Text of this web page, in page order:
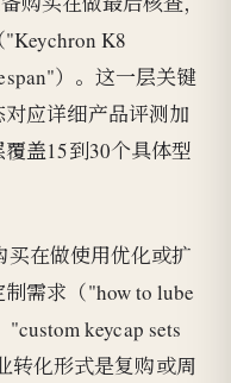
K8
）。这一层关键
应详细产品评测加
盖15到30个具体型
在做使用优化或扩
需求（"how to lube
keycap sets
转化形式是复购或周